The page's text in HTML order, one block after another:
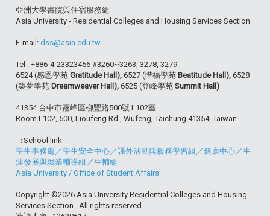
亞洲大學書院與住宿服務組
Asia University - Residential Colleges and Housing Services Section
E-mail: dss@asia.edu.tw
Tel : +886-4-23323456 #3260~3263, 3278, 3279
6524 (感恩學苑 Gratitude Hall), 6527 (惜福學苑 Beatitude Hall), 6528
(築夢學苑 Dreamweaver Hall), 6525 (登峰學苑 Summit Hall)
41354 台中市霧峰區柳豐路500號 L102室
Room L102, 500, Lioufeng Rd., Wufeng, Taichung 41354, Taiwan
→School link
學生事務處 ／學生安全中心／課外活動與服務學習組 ／健康中心／生
涯發展與就業輔導組 ／生輔組
Asia University / Office of Student Affairs
Copyright ©2026 Asia University Residential Colleges and Housing
Services Section . All rights reserved.